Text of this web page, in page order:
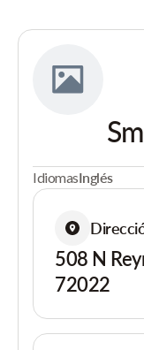
IdiomasInglés
508 N
72022